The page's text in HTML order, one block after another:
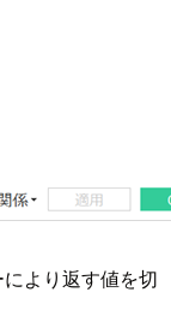
より返す値を切